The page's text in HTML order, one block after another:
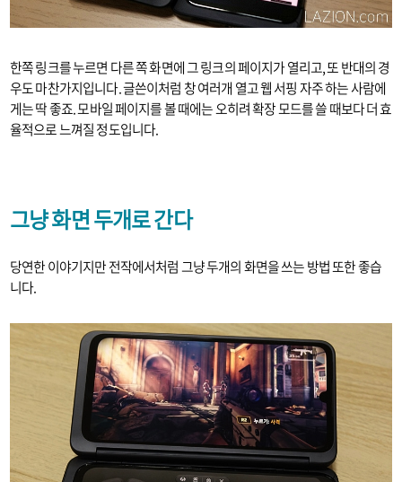
한쪽 링크를 누르면 다른 쪽 화면에 그 링크의 페이지가 열리고, 또 반대의 경
우도 마찬가지입니다. 글쓴이처럼 창 여러개 열고 웹 서핑 자주 하는 사람에
게는 딱 좋죠. 모바일 페이지를 볼 때에는 오히려 확장 모드를 쓸 때보다 더 효
율적으로 느껴질 정도입니다.
그냥 화면 두개로 간다
당연한 이야기지만 전작에서처럼 그냥 두개의 화면을 쓰는 방법 또한 좋습
니다.